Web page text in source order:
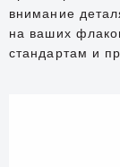
внимание
на ваших
стандартам и